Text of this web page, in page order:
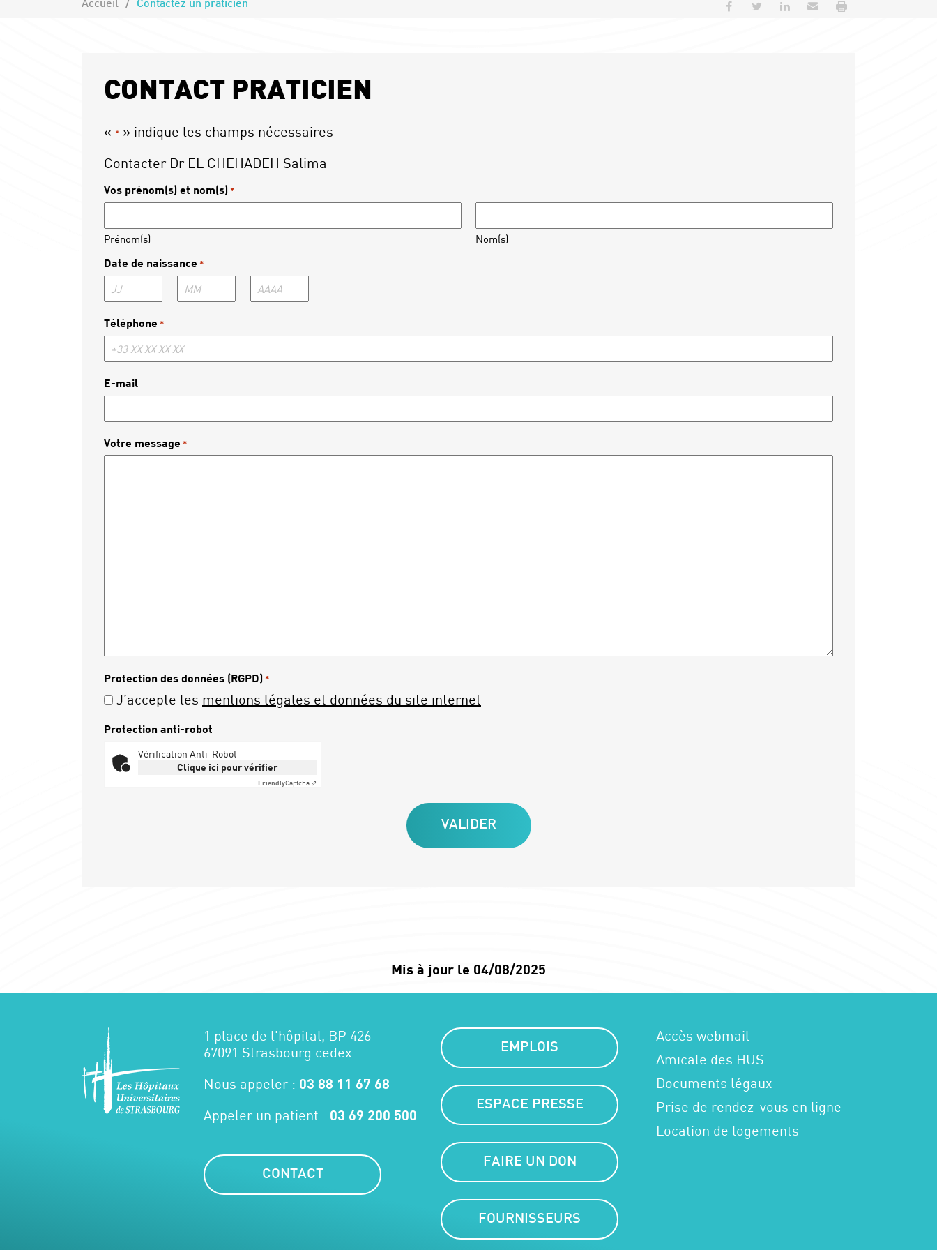
Accueil Contactez un praticien Partager sur Facebook
Partager sur Twitter
Partager sur LinkedIn
Envoyer par e-mail
CONTACT PRATICIEN
« * » indique les champs nécessaires
Contacter Dr EL CHEHADEH Salima
Vos prénom(s) et nom(s) *
Prénom(s) Nom(s)
Date de naissance *
Jour Mois Année
Téléphone *
E-mail
Votre message *
Protection des données (RGPD) *
J’accepte les mentions légales et données du site internet
Protection anti-robot
Vérification Anti-Robot
Clique ici pour vérifier
FriendlyCaptcha ⇗
Mis à jour le 04/08/2025
1 place de l'hôpital, BP 426
67091 Strasbourg cedex
Nous appeler : 03 88 11 67 68
Appeler un patient : 03 69 200 500
CONTACT
EMPLOIS
ESPACE PRESSE
FAIRE UN DON
FOURNISSEURS
Accès webmail
Amicale des HUS
Documents légaux
Prise de rendez-vous en ligne
Location de logements